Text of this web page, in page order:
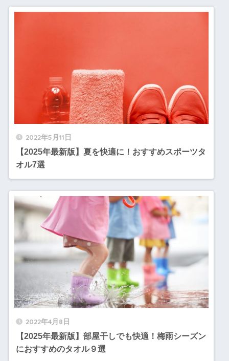
2022年5月11日
【2025年最新版】夏を快適に！おすすめスポーツタ
オル7選
2022年4月8日
【2025年最新版】部屋干しでも快適！梅雨シーズン
におすすめのタオル９選